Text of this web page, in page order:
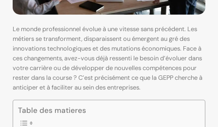
Le monde professionnel évolue à une vitesse sans précédent. Les
métiers se transforment, disparaissent ou émergent au gré des
innovations technologiques et des mutations économiques. Face à
ces changements, avez-vous déjà ressenti le besoin d’évoluer dans
votre carrière ou de développer de nouvelles compétences pour
rester dans la course ? C’est précisément ce que la GEPP cherche à
anticiper et à faciliter au sein des entreprises.
Table des matieres